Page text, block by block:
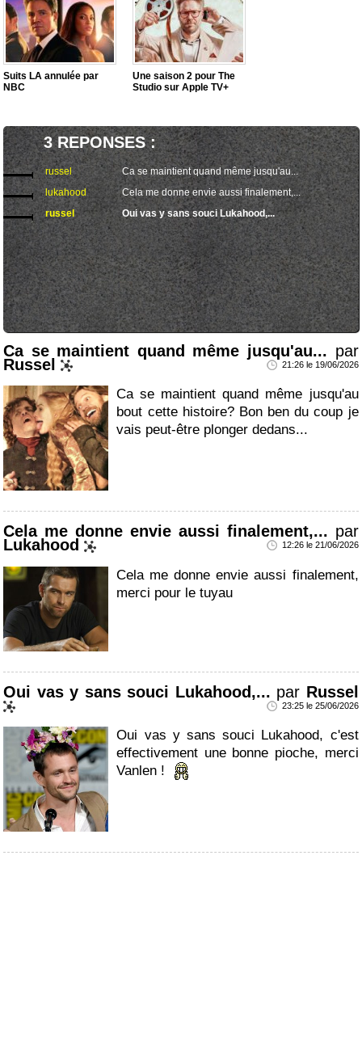
Suits LA annulée par
NBC
Une saison 2 pour The
Studio sur Apple TV+
3 REPONSES :
russel
Ca se maintient quand même jusqu'au...
lukahood
Cela me donne envie aussi finalement,...
russel
Oui vas y sans souci Lukahood,...
Ca se maintient quand même jusqu'au... par
Russel 21:26 le 19/06/2026
Ca se maintient quand même jusqu'au
bout cette histoire? Bon ben du coup je
vais peut-être plonger dedans...
Cela me donne envie aussi finalement,... par
Lukahood 12:26 le 21/06/2026
Cela me donne envie aussi finalement,
merci pour le tuyau
Oui vas y sans souci Lukahood,... par Russel
23:25 le 25/06/2026
Oui vas y sans souci Lukahood, c'est
effectivement une bonne pioche, merci
Vanlen !